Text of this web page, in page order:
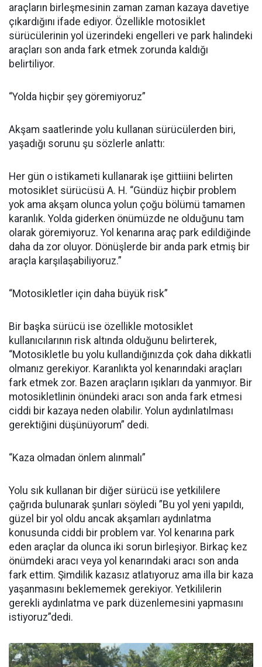
araçların birleşmesinin zaman zaman kazaya davetiye
çıkardığını ifade ediyor. Özellikle motosiklet
sürücülerinin yol üzerindeki engelleri ve park halindeki
araçları son anda fark etmek zorunda kaldığı
belirtiliyor.
“Yolda hiçbir şey göremiyoruz”
Akşam saatlerinde yolu kullanan sürücülerden biri,
yaşadığı sorunu şu sözlerle anlattı:
Her gün o istikameti kullanarak işe gittiiini belirten
motosiklet sürücüsü A. H. “Gündüz hiçbir problem
yok ama akşam olunca yolun çoğu bölümü tamamen
karanlık. Yolda giderken önümüzde ne olduğunu tam
olarak göremiyoruz. Yol kenarına araç park edildiğinde
daha da zor oluyor. Dönüşlerde bir anda park etmiş bir
araçla karşılaşabiliyoruz.”
“Motosikletler için daha büyük risk”
Bir başka sürücü ise özellikle motosiklet
kullanıcılarının risk altında olduğunu belirterek,
“Motosikletle bu yolu kullandığınızda çok daha dikkatli
olmanız gerekiyor. Karanlıkta yol kenarındaki araçları
fark etmek zor. Bazen araçların ışıkları da yanmıyor. Bir
motosikletlinin önündeki aracı son anda fark etmesi
ciddi bir kazaya neden olabilir. Yolun aydınlatılması
gerektiğini düşünüyorum” dedi.
“Kaza olmadan önlem alınmalı”
Yolu sık kullanan bir diğer sürücü ise yetkililere
çağrıda bulunarak şunları söyledi ”Bu yol yeni yapıldı,
güzel bir yol oldu ancak akşamları aydınlatma
konusunda ciddi bir problem var. Yol kenarına park
eden araçlar da olunca iki sorun birleşiyor. Birkaç kez
önümdeki aracı veya yol kenarındaki aracı son anda
fark ettim. Şimdilik kazasız atlatıyoruz ama illa bir kaza
yaşanmasını beklememek gerekiyor. Yetkililerin
gerekli aydınlatma ve park düzenlemesini yapmasını
istiyoruz”dedi.